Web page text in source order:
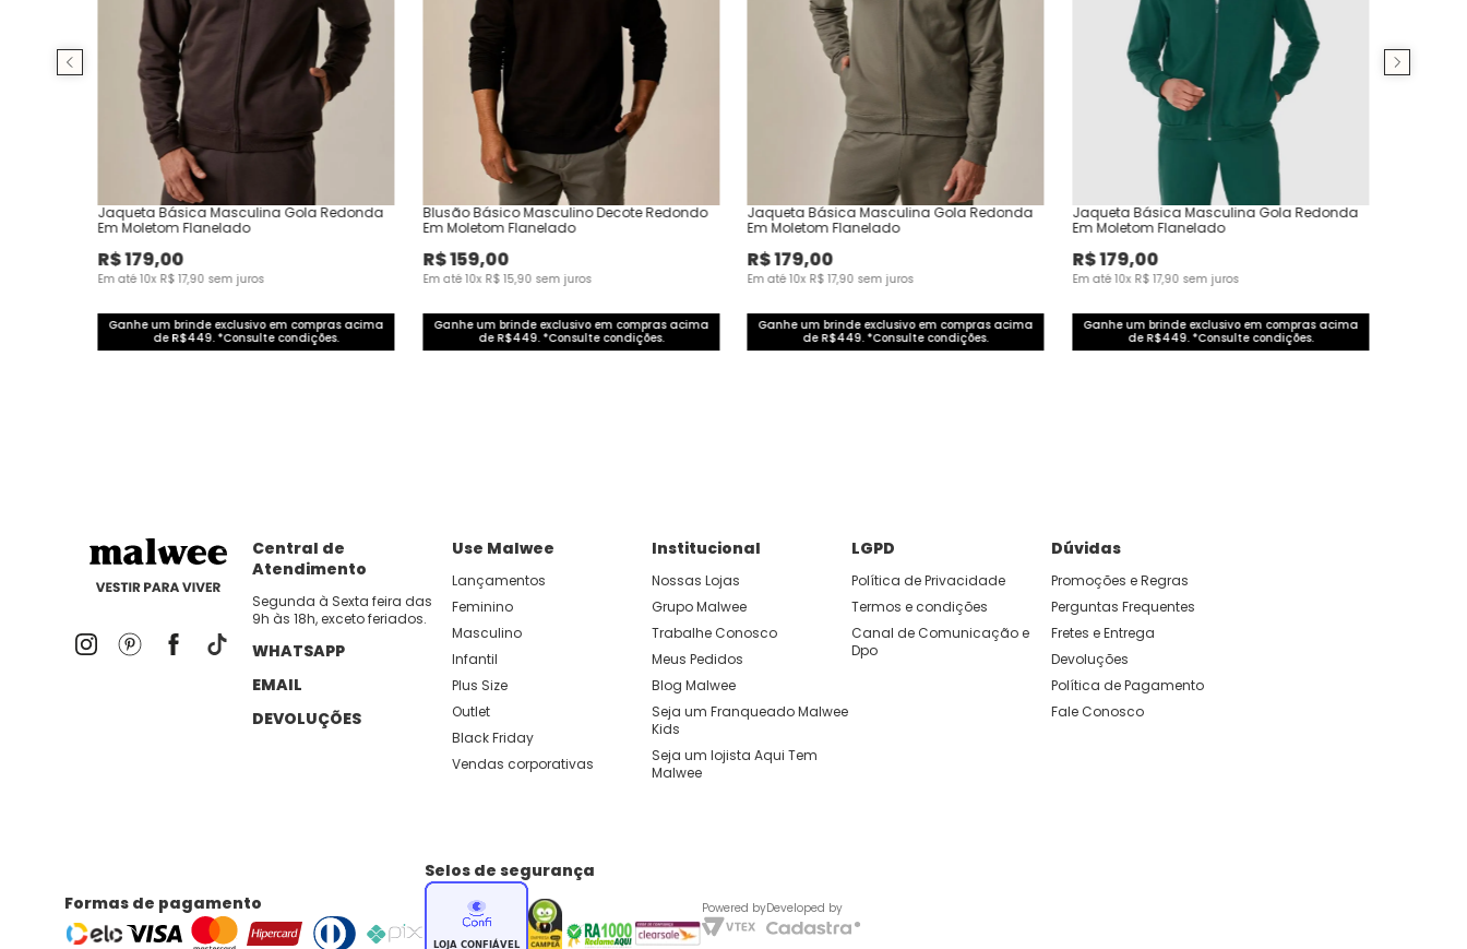
Jaqueta Básica Masculina Gola Redonda
Em Moletom Flanelado
R$179,00
Em até10x R$ 17,90 sem juros
Ganhe um brinde exclusivo em compras acima
de R$449. *Consulte condições.
Blusão Básico Masculino Decote Redondo
Em Moletom Flanelado
R$159,00
Em até10x R$ 15,90 sem juros
Ganhe um brinde exclusivo em compras acima
de R$449. *Consulte condições.
Jaqueta Básica Masculina Gola Redonda
Em Moletom Flanelado
R$179,00
Em até10x R$ 17,90 sem juros
Ganhe um brinde exclusivo em compras acima
de R$449. *Consulte condições.
Jaqueta Básica Masculina Gola Redonda
Em Moletom Flanelado
R$179,00
Em até10x R$ 17,90 sem juros
Ganhe um brinde exclusivo em compras acima
de R$449. *Consulte condições.
Central de
Atendimento
Segunda à Sexta feira das
9h às 18h, exceto feriados.
WHATSAPP
EMAIL
DEVOLUÇÕES
Use Malwee
Lançamentos
Feminino
Masculino
Infantil
Plus Size
Outlet
Black Friday
Vendas corporativas
Institucional
Nossas Lojas
Grupo Malwee
Trabalhe Conosco
Meus Pedidos
Blog Malwee
Seja um Franqueado Malwee
Kids
Seja um lojista Aqui Tem
Malwee
LGPD
Política de Privacidade
Termos e condições
Canal de Comunicação e
Dpo
Dúvidas
Promoções e Regras
Perguntas Frequentes
Fretes e Entrega
Devoluções
Política de Pagamento
Fale Conosco
Formas de pagamento
Selos de segurança
Powered byDeveloped by